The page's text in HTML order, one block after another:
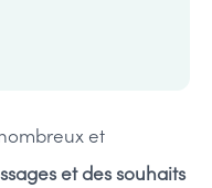
et
et des souhaits